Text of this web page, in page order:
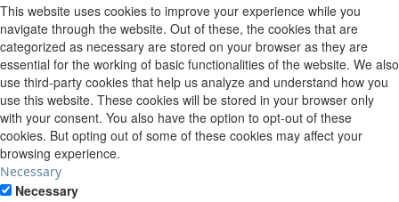
This website uses cookies to improve your experience while you
navigate through the website. Out of these, the cookies that are
categorized as necessary are stored on your browser as they are
essential for the working of basic functionalities of the website. We also
use third-party cookies that help us analyze and understand how you
use this website. These cookies will be stored in your browser only
with your consent. You also have the option to opt-out of these
cookies. But opting out of some of these cookies may affect your
browsing experience.
Necessary
Necessary